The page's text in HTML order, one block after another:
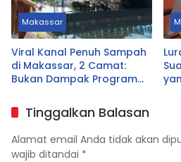
Makassar
Viral Kanal Penuh Sampah
di Makassar, 2 Camat:
Bukan Dampak Program
Tinggalkan Balasan
Alamat email Anda tidak akan
wajib ditandai *